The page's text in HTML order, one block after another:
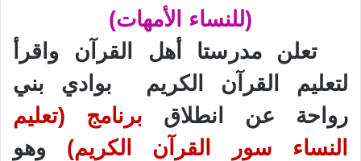
(للنساء الأمهات)
تعلن مدرستا أهل القرآن واقرأ
لتعليم القرآن الكريم بوادي بني
رواحة عن انطلاق برنامج
(تعليم
النساء سور القرآن الكريم)
وهو